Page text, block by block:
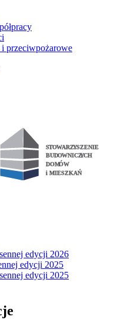
przeciwpożarowe
edycji 2026
edycji 2025
edycji 2025